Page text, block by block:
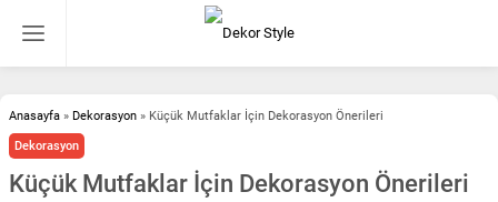
Anasayfa » Dekorasyon » Küçük Mutfaklar İçin Dekorasyon Önerileri
Dekorasyon
Küçük Mutfaklar İçin Dekorasyon Önerileri